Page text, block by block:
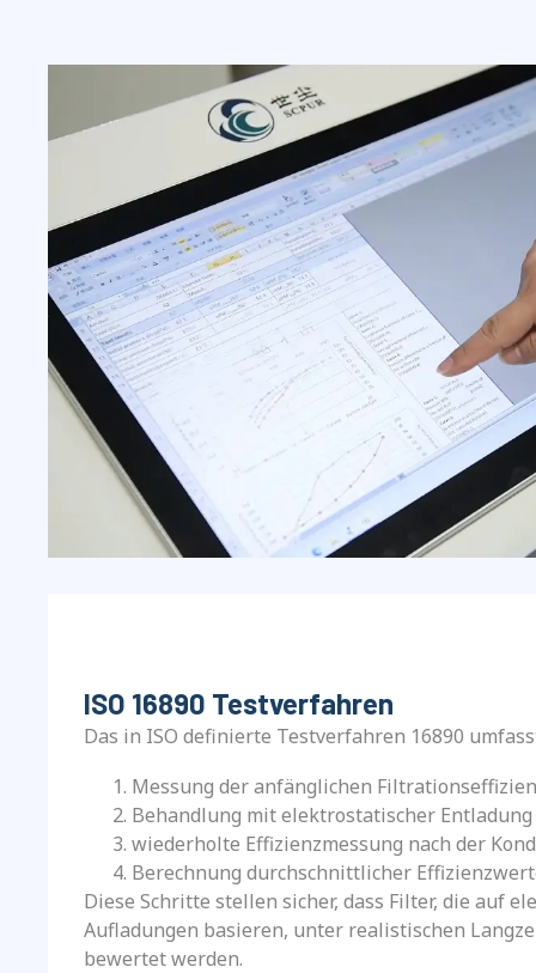
ISO 16890 Testverfahren
Das in ISO definierte Testverfahren 16890
Messung der anfänglichen
Behandlung mit elektrostatischer
wiederholte Effizienzmessung nach der
Berechnung durchschnittlicher
Diese Schritte stellen sicher, dass Filter, die auf
Aufladungen basieren, unter realistischen
bewertet werden.